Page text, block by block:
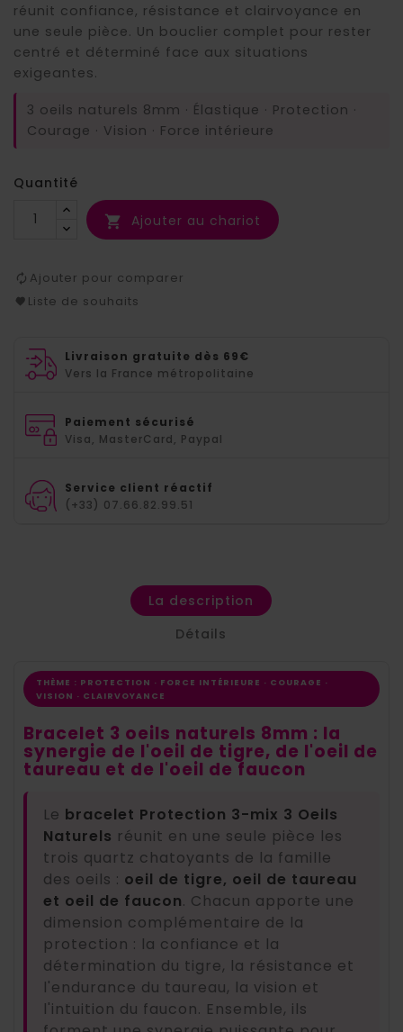
réunit confiance, résistance et clairvoyance en
une seule pièce. Un bouclier complet pour rester
centré et déterminé face aux situations
exigeantes.
3 oeils naturels 8mm · Élastique · Protection ·
Courage · Vision · Force intérieure
Quantité
 Ajouter au chariot
Ajouter pour comparer
Liste de souhaits
Livraison gratuite dès 69€
Vers la France métropolitaine
Paiement sécurisé
Visa, MasterCard, Paypal
Service client réactif
(+33) 07.66.82.99.51
La description
Détails
THÈME : PROTECTION · FORCE INTÉRIEURE · COURAGE ·
VISION · CLAIRVOYANCE
Bracelet 3 oeils naturels 8mm : la
synergie de l'oeil de tigre, de l'oeil de
taureau et de l'oeil de faucon
Le bracelet Protection 3-mix 3 Oeils
Naturels réunit en une seule pièce les
trois quartz chatoyants de la famille
des oeils : oeil de tigre, oeil de taureau
et oeil de faucon. Chacun apporte une
dimension complémentaire de la
protection : la confiance et la
détermination du tigre, la résistance et
l'endurance du taureau, la vision et
l'intuition du faucon. Ensemble, ils